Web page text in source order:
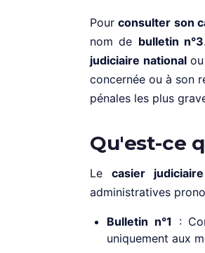
Pourconsulter son
nom de bulletin n°3
judiciaire national
concernée ou à son
pénales les plus
Qu'est-ce
Le casier judiciaire
administratives
Bulletin n°1 :
uniquement aux